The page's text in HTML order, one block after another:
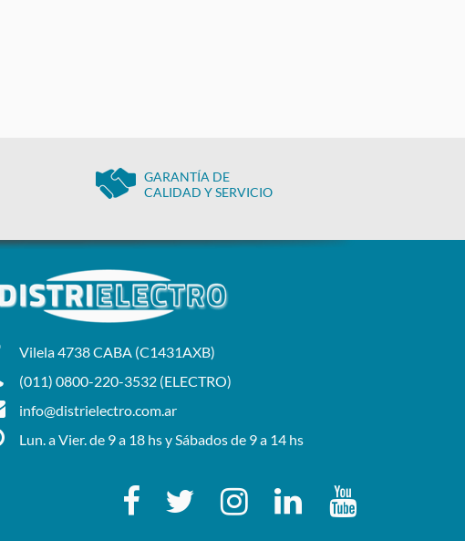
GARANTÍA DE
CALIDAD Y SERVICIO
Vilela 4738 CABA (C1431AXB)
(011) 0800-220-3532 (ELECTRO)
info@distrielectro.com.ar
Lun. a Vier. de 9 a 18 hs y Sábados de 9 a 14 hs